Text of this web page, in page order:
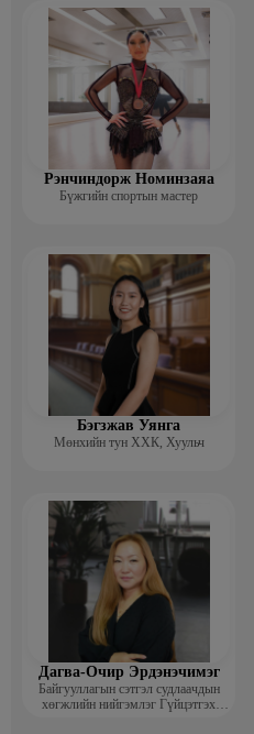
Рэнчиндорж Номинзаяа
Бүжгийн спортын мастер
Бэгзжав Уянга
Мөнхийн тун ХХК, Хуульч
Дагва-Очир Эрдэнэчимэг
Байгууллагын сэтгэл судлаачдын
хөгжлийн нийгэмлэг Гүйцэтгэх